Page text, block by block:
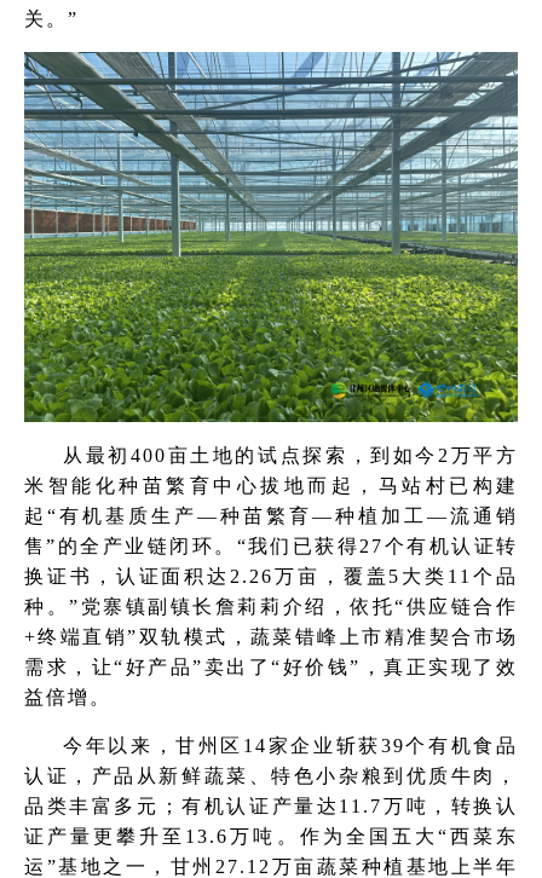
关。”
从最初400亩土地的试点探索，到如今2万平方
米智能化种苗繁育中心拔地而起，马站村已构建
起“有机基质生产—种苗繁育—种植加工—流通销
售”的全产业链闭环。“我们已获得27个有机认证转
换证书，认证面积达2.26万亩，覆盖5大类11个品
种。”党寨镇副镇长詹莉莉介绍，依托“供应链合作
+终端直销”双轨模式，蔬菜错峰上市精准契合市场
需求，让“好产品”卖出了“好价钱”，真正实现了效
益倍增。
今年以来，甘州区14家企业斩获39个有机食品
认证，产品从新鲜蔬菜、特色小杂粮到优质牛肉，
品类丰富多元；有机认证产量达11.7万吨，转换认
证产量更攀升至13.6万吨。作为全国五大“西菜东
运”基地之一，甘州27.12万亩蔬菜种植基地上半年